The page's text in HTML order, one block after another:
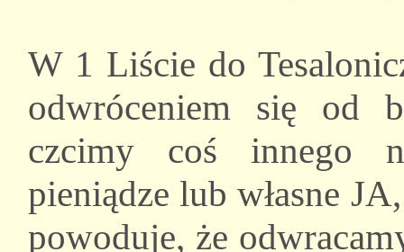
W 1 Liście do
odwróceniem się od
czcimy coś innego
pieniądze lub własne
powoduje, że